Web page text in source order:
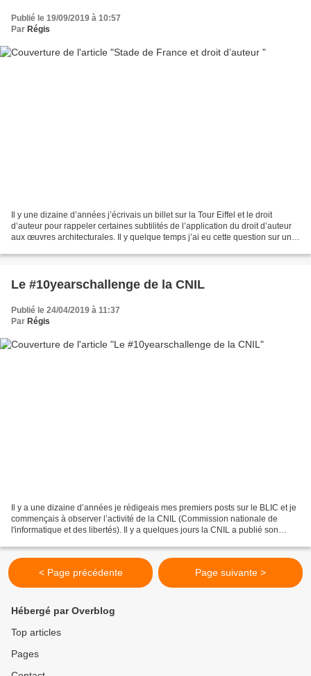
Publié le 19/09/2019 à 10:57
Par Régis
Il y une dizaine d’années j’écrivais un billet sur la Tour Eiffel et le droit
d’auteur pour rappeler certaines subtilités de l’application du droit d’auteur
aux œuvres architecturales. Il y quelque temps j’ai eu cette question sur une
Le #10yearschallenge de la CNIL
Publié le 24/04/2019 à 11:37
Par Régis
Il y a une dizaine d’années je rédigeais mes premiers posts sur le BLIC et je
commençais à observer l’activité de la CNIL (Commission nationale de
l'informatique et des libertés). Il y a quelques jours la CNIL a publié son
< Page précédente Page suivante >
Hébergé par Overblog
Top articles
Pages